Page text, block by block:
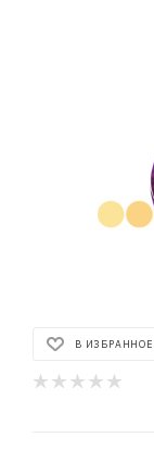
В ИЗБРАННОЕ